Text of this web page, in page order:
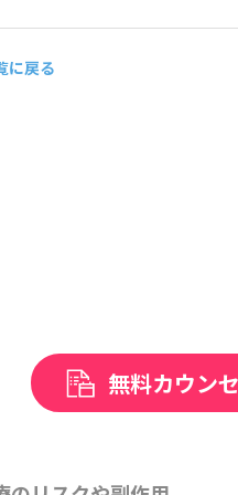
に戻る
無料カウン